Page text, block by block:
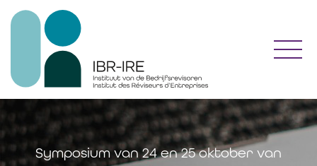
Symposium van 24 en 25 oktober van